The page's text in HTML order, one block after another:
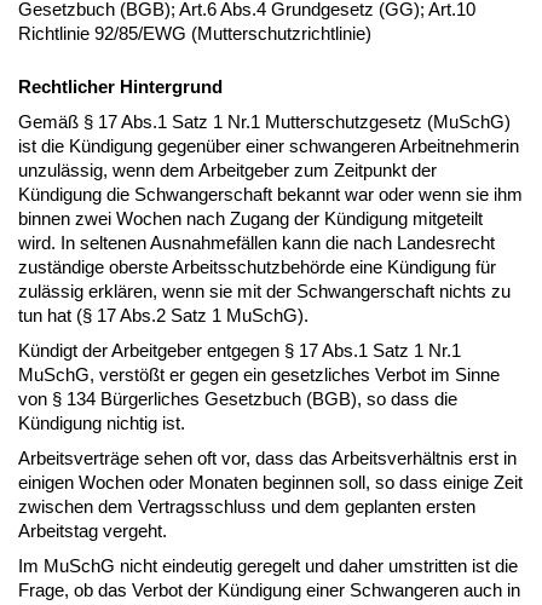
Gesetzbuch (BGB); Art.6 Abs.4 Grundgesetz (GG); Art.10
Richtlinie 92/85/EWG (Mutterschutzrichtlinie)
Rechtlicher Hintergrund
Gemäß § 17 Abs.1 Satz 1 Nr.1 Mutterschutzgesetz (MuSchG)
ist die Kündigung gegenüber einer schwangeren Arbeitnehmerin
unzulässig, wenn dem Arbeitgeber zum Zeitpunkt der
Kündigung die Schwangerschaft bekannt war oder wenn sie ihm
binnen zwei Wochen nach Zugang der Kündigung mitgeteilt
wird. In seltenen Ausnahmefällen kann die nach Landesrecht
zuständige oberste Arbeitsschutzbehörde eine Kündigung für
zulässig erklären, wenn sie mit der Schwangerschaft nichts zu
tun hat (§ 17 Abs.2 Satz 1 MuSchG).
Kündigt der Arbeitgeber entgegen § 17 Abs.1 Satz 1 Nr.1
MuSchG, verstößt er gegen ein gesetzliches Verbot im Sinne
von § 134 Bürgerliches Gesetzbuch (BGB), so dass die
Kündigung nichtig ist.
Arbeitsverträge sehen oft vor, dass das Arbeitsverhältnis erst in
einigen Wochen oder Monaten beginnen soll, so dass einige Zeit
zwischen dem Vertragsschluss und dem geplanten ersten
Arbeitstag vergeht.
Im MuSchG nicht eindeutig geregelt und daher umstritten ist die
Frage, ob das Verbot der Kündigung einer Schwangeren auch in